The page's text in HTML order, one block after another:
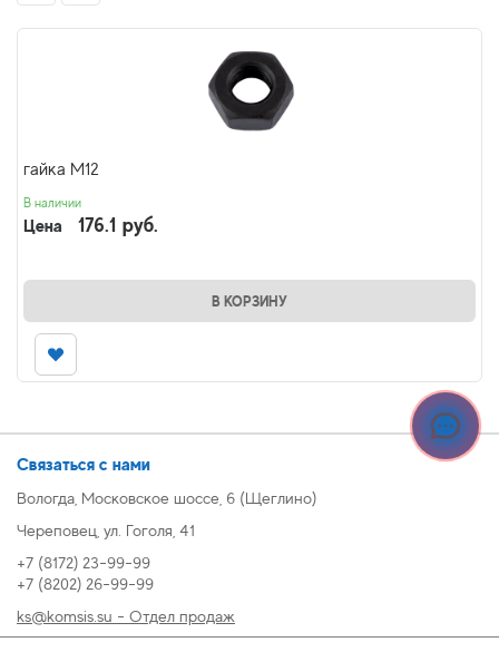
гайка М12
В наличии
Цена 176.1 руб.
В КОРЗИНУ
Связаться с нами
Вологда, Московское шоссе, 6 (Щеглино)
Череповец, ул. Гоголя, 41
+7 (8172) 23-99-99
+7 (8202) 26-99-99
ks@komsis.su - Отдел продаж